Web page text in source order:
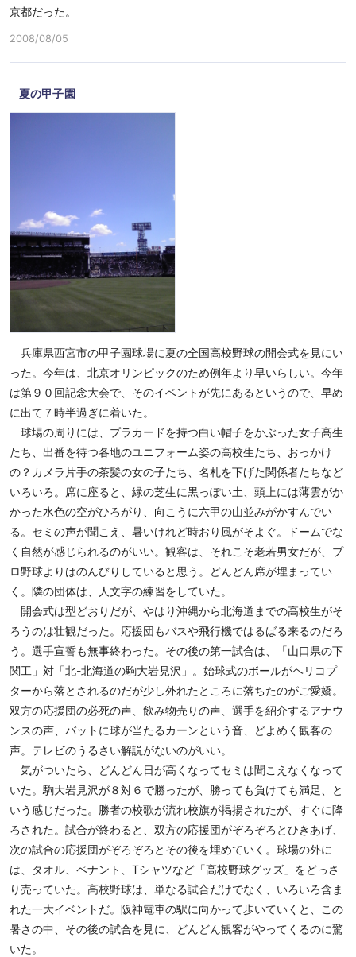
京都だった。
2008/08/05
夏の甲子園
兵庫県西宮市の甲子園球場に夏の全国高校野球の開会式を見にい
った。今年は、北京オリンピックのため例年より早いらしい。今年
は第９０回記念大会で、そのイベントが先にあるというので、早め
に出て７時半過ぎに着いた。
球場の周りには、プラカードを持つ白い帽子をかぶった女子高生
たち、出番を待つ各地のユニフォーム姿の高校生たち、おっかけ
の？カメラ片手の茶髪の女の子たち、名札を下げた関係者たちなど
いろいろ。席に座ると、緑の芝生に黒っぽい土、頭上には薄雲がか
かった水色の空がひろがり、向こうに六甲の山並みがかすんでい
る。セミの声が聞こえ、暑いけれど時おり風がそよぐ。ドームでな
く自然が感じられるのがいい。観客は、それこそ老若男女だが、プ
ロ野球よりはのんびりしていると思う。どんどん席が埋まってい
く。隣の団体は、人文字の練習をしていた。
開会式は型どおりだが、やはり沖縄から北海道までの高校生がそ
ろうのは壮観だった。応援団もバスや飛行機ではるばる来るのだろ
う。選手宣誓も無事終わった。その後の第一試合は、「山口県の下
関工」対「北-北海道の駒大岩見沢」。始球式のボールがヘリコプ
ターから落とされるのだが少し外れたところに落ちたのがご愛嬌。
双方の応援団の必死の声、飲み物売りの声、選手を紹介するアナウ
ンスの声、バットに球が当たるカーンという音、どよめく観客の
声。テレビのうるさい解説がないのがいい。
気がついたら、どんどん日が高くなってセミは聞こえなくなって
いた。駒大岩見沢が８対６で勝ったが、勝っても負けても満足、と
いう感じだった。勝者の校歌が流れ校旗が掲揚されたが、すぐに降
ろされた。試合が終わると、双方の応援団がぞろぞろとひきあげ、
次の試合の応援団がぞろぞろとその後を埋めていく。球場の外に
は、タオル、ペナント、Tシャツなど「高校野球グッズ」をどっさ
り売っていた。高校野球は、単なる試合だけでなく、いろいろ含ま
れた一大イベントだ。阪神電車の駅に向かって歩いていくと、この
暑さの中、その後の試合を見に、どんどん観客がやってくるのに驚
いた。